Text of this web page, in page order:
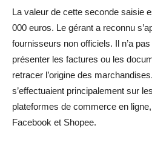
La valeur de cette seconde saisie
000 euros. Le gérant a reconnu
fournisseurs non officiels. Il n’a
présenter les factures ou les
retracer l’origine des
s’effectuaient principalement sur
plateformes de commerce en
Facebook et Shopee.